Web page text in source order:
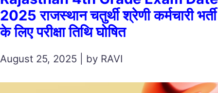
2025 राजस्थान चतुर्थी श्रेणी कर्मचारी भर्ती
के लिए परीक्षा तिथि घोषित
August 25, 2025 | by RAVI